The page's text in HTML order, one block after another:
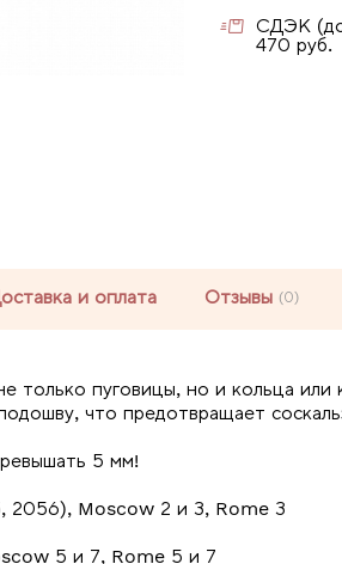
СДЭК (до
470 руб.
и оплата Отзывы (0)
пуговицы, но и кольца или
что предотвращает
5 мм!
Moscow 2 и 3, Rome 3
5 и 7, Rome 5 и 7